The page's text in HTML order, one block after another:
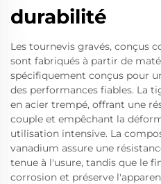
durabilité
Les tournevis gravés, conçus
sont fabriqués à partir de
spécifiquement conçus pour
des performances fiables. La
en acier trempé, offrant une
couple et empêchant la
utilisation intensive. La
vanadium assure une
tenue à l'usure, tandis que le
corrosion et préserve